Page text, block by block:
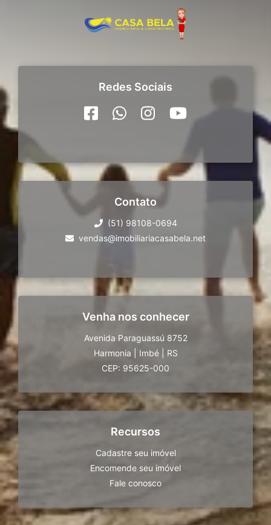
Redes Sociais
Contato
(51) 98108-0694
vendas@imobiliariacasabela.net
Venha nos conhecer
Avenida Paraguassú 8752
Harmonia
Imbé
RS
CEP: 95625-000
Recursos
Cadastre seu imóvel
Encomende seu imóvel
Fale conosco